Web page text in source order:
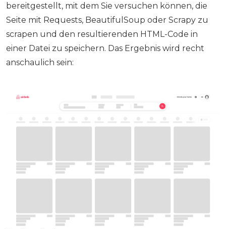
bereitgestellt, mit dem Sie versuchen können, die
Seite mit Requests, BeautifulSoup oder Scrapy zu
scrapen und den resultierenden HTML-Code in
einer Datei zu speichern. Das Ergebnis wird recht
anschaulich sein: